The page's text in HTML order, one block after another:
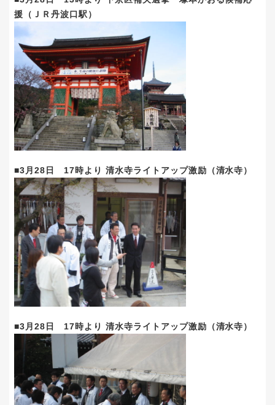
援（ＪＲ丹波口駅）
■3月28日 17時より 清水寺ライトアップ激励（清水寺）
■3月28日 17時より 清水寺ライトアップ激励（清水寺）